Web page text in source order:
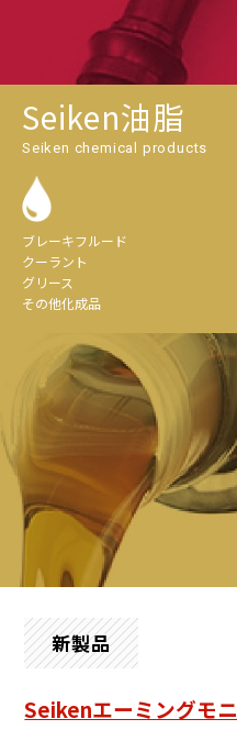
Seiken油脂
Seiken chemical products
ブレーキフルード
クーラント
グリース
その他化成品
新製品
Seikenエーミングモ